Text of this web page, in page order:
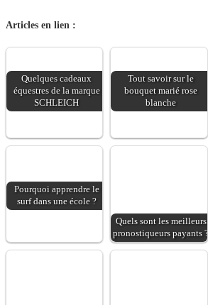
Articles en lien :
Quelques cadeaux
équestres de la marque
SCHLEICH
Tout savoir sur le
bouquet marié rose
blanche
Pourquoi apprendre le
surf dans une école ?
Quels sont les meilleurs
pronostiqueurs payants ?